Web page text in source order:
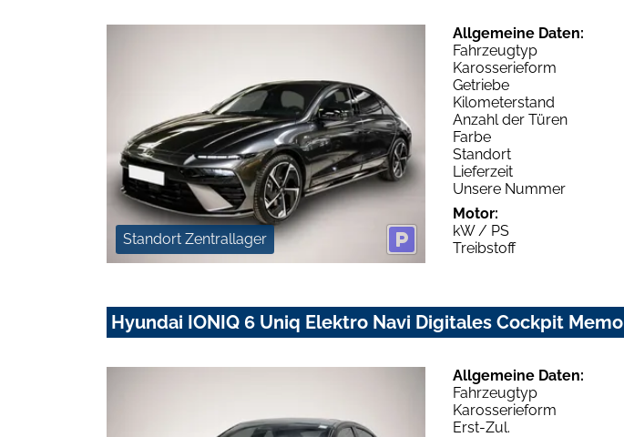
Standort Zentrallager
Allgemeine Daten:
Fahrzeugtyp
Karosserieform
Getriebe
Kilometerstand
Anzahl der Türen
Farbe
Standort
Lieferzeit
Unsere Nummer
Motor:
kW / PS
Treibstoff
Hyundai IONIQ 6 Uniq Elektro Navi Digitales Cockpit Memo
Allgemeine Daten:
Fahrzeugtyp
Karosserieform
Erst-Zul.